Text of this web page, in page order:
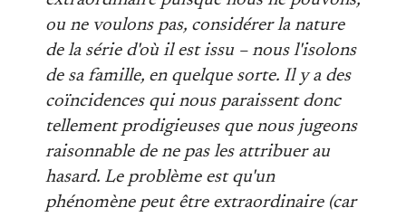
ou ne voulons pas, considérer la nature
de la série d'où il est issu – nous l'isolons
de sa famille, en quelque sorte. Il y a des
coïncidences qui nous paraissent donc
tellement prodigieuses que nous jugeons
raisonnable de ne pas les attribuer au
hasard. Le problème est qu'un
phénomène peut être extraordinaire (car